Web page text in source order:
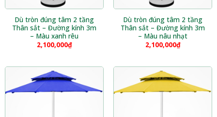
Dù tròn đúng tâm 2 tầng
Thân sắt – Đường kính 3m
– Màu xanh rêu
2,100,000₫
Dù tròn đúng tâm 2 tầng
Thân sắt – Đường kính 3m
– Màu nâu nhạt
2,100,000₫